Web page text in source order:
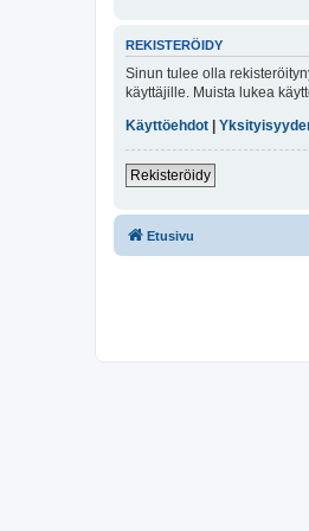
REKISTERÖIDY
Sinun tulee olla
käyttäjille. Muista lukea
Käyttöehdot |
Rekisteröidy
Etusivu